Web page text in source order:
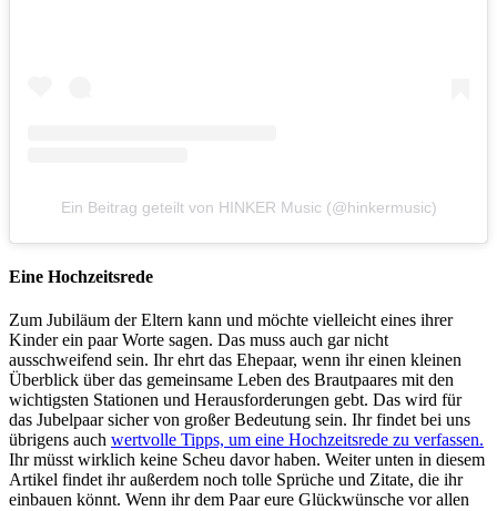
Ein Beitrag geteilt von HINKER Music (@hinkermusic)
Eine Hochzeitsrede
Zum Jubiläum der Eltern kann und möchte vielleicht eines ihrer
Kinder ein paar Worte sagen. Das muss auch gar nicht
ausschweifend sein. Ihr ehrt das Ehepaar, wenn ihr einen kleinen
Überblick über das gemeinsame Leben des Brautpaares mit den
wichtigsten Stationen und Herausforderungen gebt. Das wird für
das Jubelpaar sicher von großer Bedeutung sein. Ihr findet bei uns
übrigens auch wertvolle Tipps, um eine Hochzeitsrede zu verfassen.
Ihr müsst wirklich keine Scheu davor haben. Weiter unten in diesem
Artikel findet ihr außerdem noch tolle Sprüche und Zitate, die ihr
einbauen könnt. Wenn ihr dem Paar eure Glückwünsche vor allen